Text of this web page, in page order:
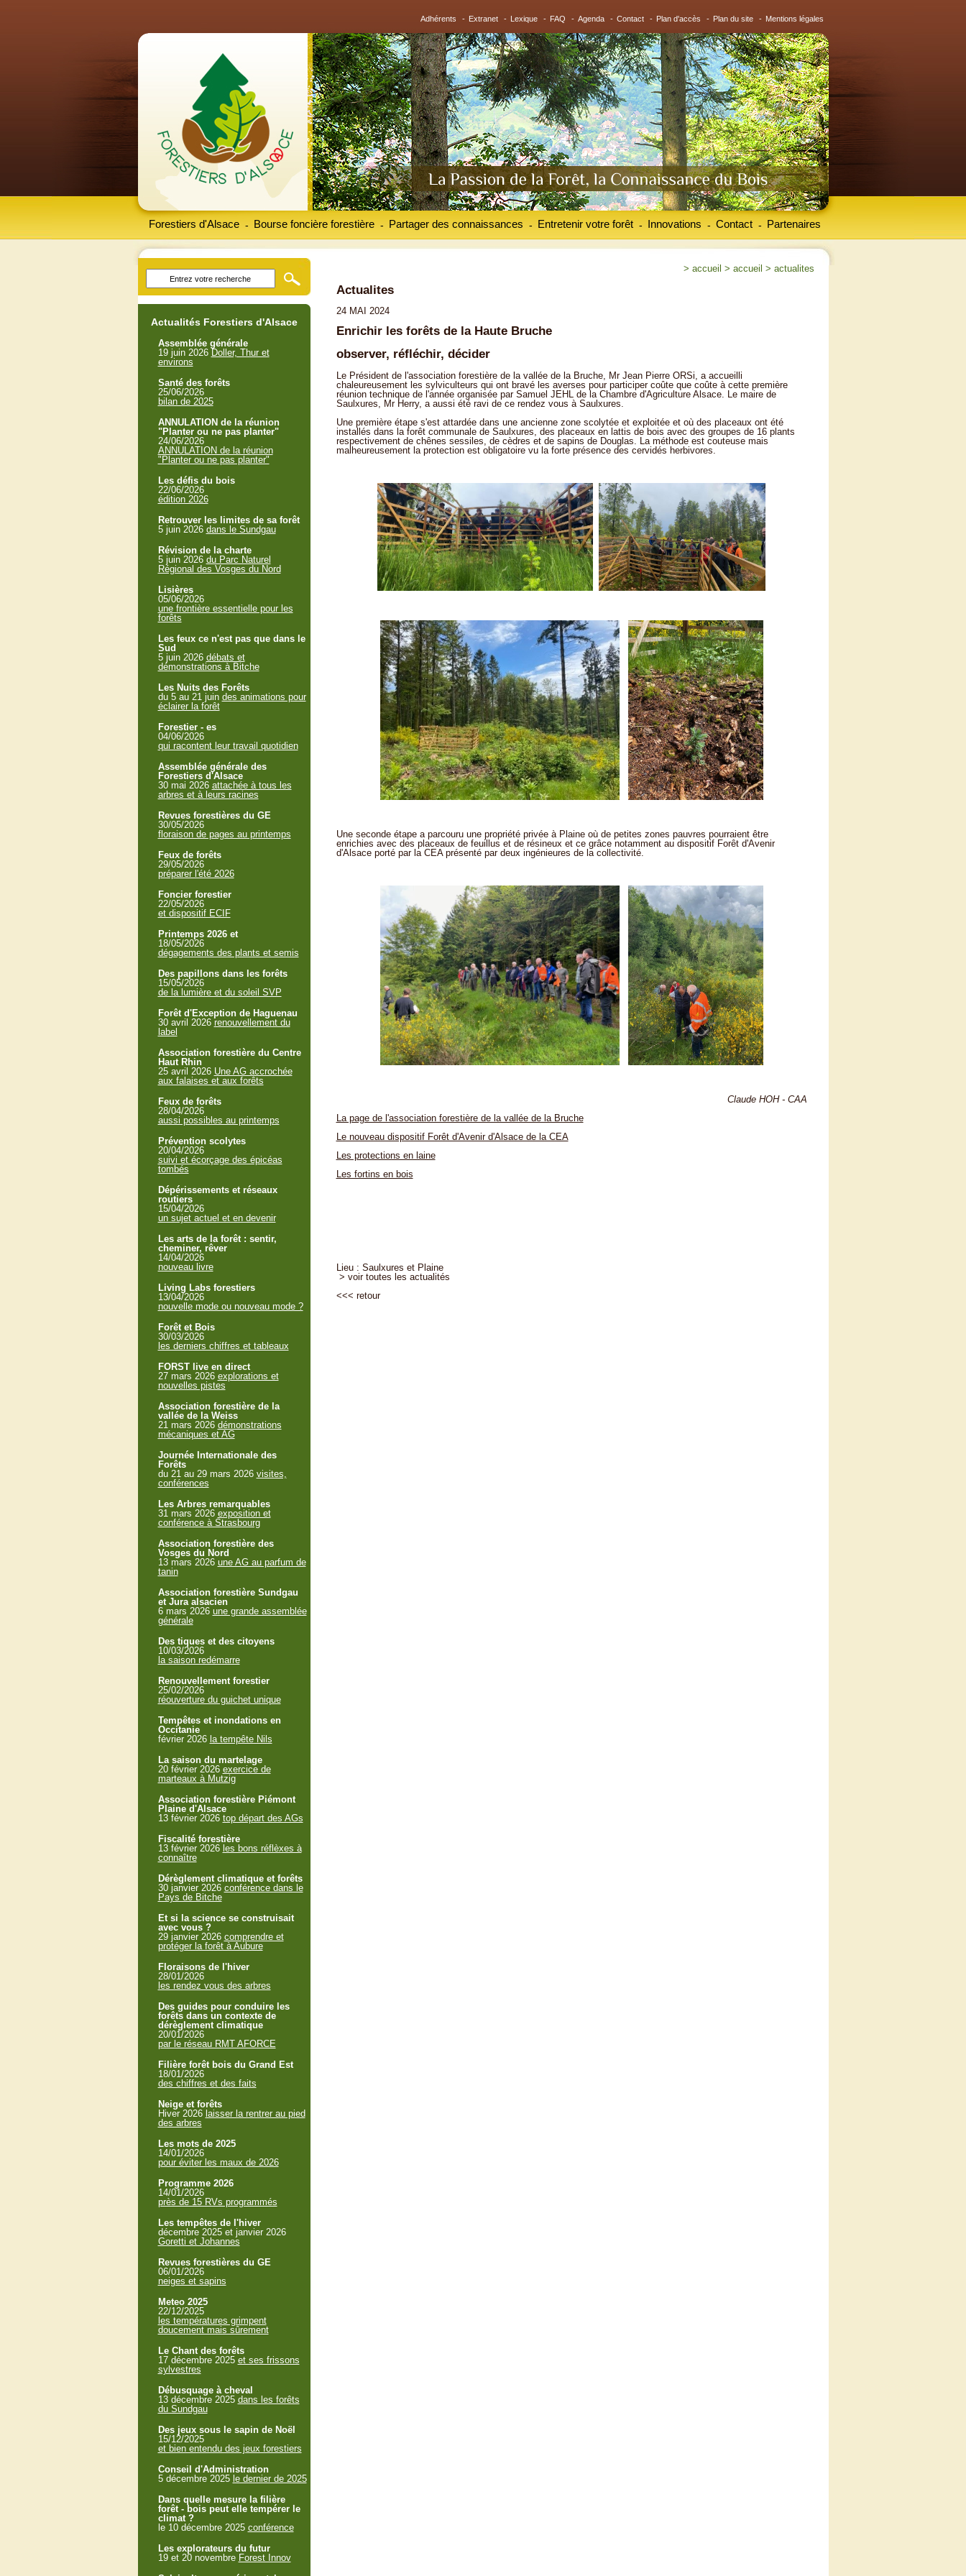
Adhérents - Extranet - Lexique - FAQ - Agenda - Contact - Plan d'accès - Plan du site - Mentions légales
Forestiers d'Alsace Bourse foncière forestière
- Partager des connaissances
- Entretenir votre forêt
- Innovations
- Contact
- Partenaires
-
> accueil > accueil > actualites
Actualites
24 MAI 2024
Enrichir les forêts de la Haute Bruche
observer, réfléchir, décider
Le Président de l'association forestière de la vallée de la Bruche, Mr Jean Pierre ORSi, a accueilli
chaleureusement les sylviculteurs qui ont bravé les averses pour participer coûte que coûte à cette première
réunion technique de l'année organisée par Samuel JEHL de la Chambre d'Agriculture Alsace. Le maire de
Saulxures, Mr Herry, a aussi été ravi de ce rendez vous à Saulxures.
Une première étape s'est attardée dans une ancienne zone scolytée et exploitée et où des placeaux ont été
installés dans la forêt communale de Saulxures, des placeaux en lattis de bois avec des groupes de 16 plants
respectivement de chênes sessiles, de cèdres et de sapins de Douglas. La méthode est couteuse mais
malheureusement la protection est obligatoire vu la forte présence des cervidés herbivores.
Une seconde étape a parcouru une propriété privée à Plaine où de petites zones pauvres pourraient être
enrichies avec des placeaux de feuillus et de résineux et ce grâce notamment au dispositif Forêt d'Avenir
d'Alsace porté par la CEA présenté par deux ingénieures de la collectivité.
Claude HOH - CAA
La page de l'association forestière de la vallée de la Bruche
Le nouveau dispositif Forêt d'Avenir d'Alsace de la CEA
Les protections en laine
Les fortins en bois
Lieu : Saulxures et Plaine
> voir toutes les actualités
<<< retour
Actualités Forestiers d'Alsace
Assemblée générale
19 juin 2026 Doller, Thur et
environs
Santé des forêts
25/06/2026
bilan de 2025
ANNULATION de la réunion
"Planter ou ne pas planter"
24/06/2026
ANNULATION de la réunion
"Planter ou ne pas planter"
Les défis du bois
22/06/2026
édition 2026
Retrouver les limites de sa forêt
5 juin 2026 dans le Sundgau
Révision de la charte
5 juin 2026 du Parc Naturel
Régional des Vosges du Nord
Lisières
05/06/2026
une frontière essentielle pour les
forêts
Les feux ce n'est pas que dans le
Sud
5 juin 2026 débats et
démonstrations à Bitche
Les Nuits des Forêts
du 5 au 21 juin des animations pour
éclairer la forêt
Forestier - es
04/06/2026
qui racontent leur travail quotidien
Assemblée générale des
Forestiers d'Alsace
30 mai 2026 attachée à tous les
arbres et à leurs racines
Revues forestières du GE
30/05/2026
floraison de pages au printemps
Feux de forêts
29/05/2026
préparer l'été 2026
Foncier forestier
22/05/2026
et dispositif ECIF
Printemps 2026 et
18/05/2026
dégagements des plants et semis
Des papillons dans les forêts
15/05/2026
de la lumière et du soleil SVP
Forêt d'Exception de Haguenau
30 avril 2026 renouvellement du
label
Association forestière du Centre
Haut Rhin
25 avril 2026 Une AG accrochée
aux falaises et aux forêts
Feux de forêts
28/04/2026
aussi possibles au printemps
Prévention scolytes
20/04/2026
suivi et écorçage des épicéas
tombés
Dépérissements et réseaux
routiers
15/04/2026
un sujet actuel et en devenir
Les arts de la forêt : sentir,
cheminer, rêver
14/04/2026
nouveau livre
Living Labs forestiers
13/04/2026
nouvelle mode ou nouveau mode ?
Forêt et Bois
30/03/2026
les derniers chiffres et tableaux
FORST live en direct
27 mars 2026 explorations et
nouvelles pistes
Association forestière de la
vallée de la Weiss
21 mars 2026 démonstrations
mécaniques et AG
Journée Internationale des
Forêts
du 21 au 29 mars 2026 visites,
conférences
Les Arbres remarquables
31 mars 2026 exposition et
conférence à Strasbourg
Association forestière des
Vosges du Nord
13 mars 2026 une AG au parfum de
tanin
Association forestière Sundgau
et Jura alsacien
6 mars 2026 une grande assemblée
générale
Des tiques et des citoyens
10/03/2026
la saison redémarre
Renouvellement forestier
25/02/2026
réouverture du guichet unique
Tempêtes et inondations en
Occitanie
février 2026 la tempête Nils
La saison du martelage
20 février 2026 exercice de
marteaux à Mutzig
Association forestière Piémont
Plaine d'Alsace
13 février 2026 top départ des AGs
Fiscalité forestière
13 février 2026 les bons réflèxes à
connaître
Dérèglement climatique et forêts
30 janvier 2026 conférence dans le
Pays de Bitche
Et si la science se construisait
avec vous ?
29 janvier 2026 comprendre et
protéger la forêt à Aubure
Floraisons de l'hiver
28/01/2026
les rendez vous des arbres
Des guides pour conduire les
forêts dans un contexte de
dérèglement climatique
20/01/2026
par le réseau RMT AFORCE
Filière forêt bois du Grand Est
18/01/2026
des chiffres et des faits
Neige et forêts
Hiver 2026 laisser la rentrer au pied
des arbres
Les mots de 2025
14/01/2026
pour éviter les maux de 2026
Programme 2026
14/01/2026
près de 15 RVs programmés
Les tempêtes de l'hiver
décembre 2025 et janvier 2026
Goretti et Johannes
Revues forestières du GE
06/01/2026
neiges et sapins
Meteo 2025
22/12/2025
les températures grimpent
doucement mais sûrement
Le Chant des forêts
17 décembre 2025 et ses frissons
sylvestres
Débusquage à cheval
13 décembre 2025 dans les forêts
du Sundgau
Des jeux sous le sapin de Noël
15/12/2025
et bien entendu des jeux forestiers
Conseil d'Administration
5 décembre 2025 le dernier de 2025
Dans quelle mesure la filière
forêt - bois peut elle tempérer le
climat ?
le 10 décembre 2025 conférence
Les explorateurs du futur
19 et 20 novembre Forest Innov